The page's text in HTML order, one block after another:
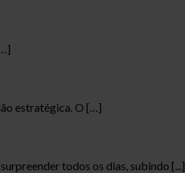
estratégica. O […]
todos os dias, subindo [...]